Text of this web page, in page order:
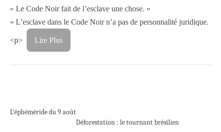
« Le Code Noir fait de l’esclave une chose. »
« L’esclave dans le Code Noir n’a pas de personnalité juridique.
<p> Lire Plus
L’éphéméride du 9 août
Déforestation : le tournant brésilien